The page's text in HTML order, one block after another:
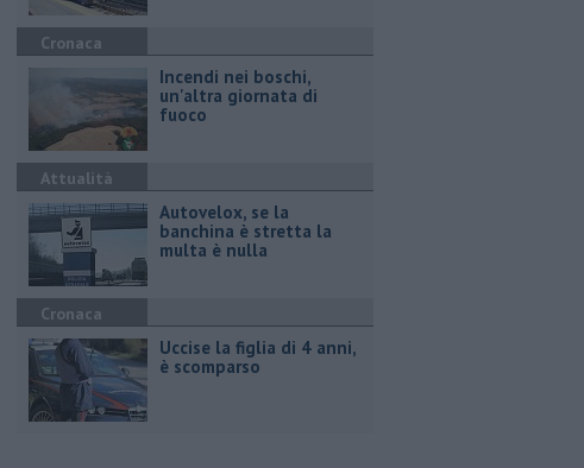
Cronaca
Incendi nei boschi,
un'altra giornata di
fuoco
Attualità
Autovelox, se la
banchina è stretta la
multa è nulla
Cronaca
Uccise la figlia di 4 anni,
è scomparso